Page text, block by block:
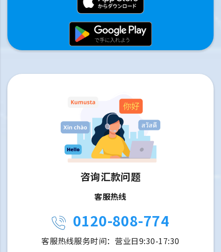
咨询汇款问题
客服热线
0120-808-774
客服热线服务时间：营业日9:30-17:30